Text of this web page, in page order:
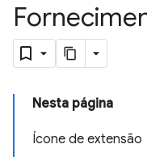
Nesta página
Ícone de extensão